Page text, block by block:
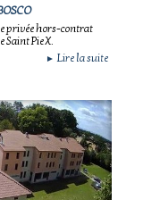
privée hors-contrat
Pie X.
► Lire la suite